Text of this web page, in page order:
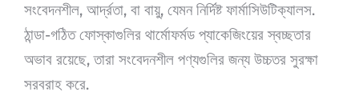
সংবেদনশীল, আর্দ্রতা, বা বায়ু, যেমন নির্দিষ্ট ফার্মাসিউটিক্যালস.
ঠান্ডা-গঠিত ফোস্কাগুলির থার্মোফর্মড প্যাকেজিংয়ের স্বচ্ছতার
অভাব রয়েছে, তারা সংবেদনশীল পণ্যগুলির জন্য উচ্চতর সুরক্ষা
সরবরাহ করে.